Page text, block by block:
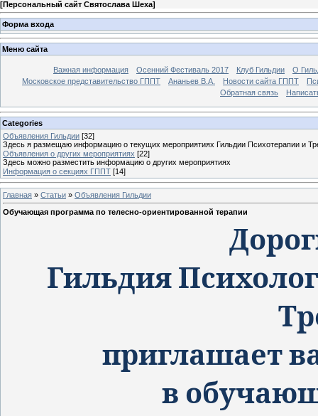
[Персональный сайт Святослава Шеха]
Форма входа
Меню сайта
Важная информация Осенний Фестиваль 2017 Клуб Гильдии
О
Московское представительство ГППТ
Ананьев В.А. Новости сайта ГППТ
Обратная связь
Categories
Объявления Гильдии [32]
Здесь я размещаю информацию о текущих мероприятиях Гильдии Психотерапии и
Объявления о других мероприятиях [22]
Здесь можно разместить информацию о других мероприятиях
Информация о секциях ГППТ [14]
Главная » Статьи » Объявления Гильдии
Обучающая программа по телесно-ориентированной терапии
Гильдия
приглашает
в